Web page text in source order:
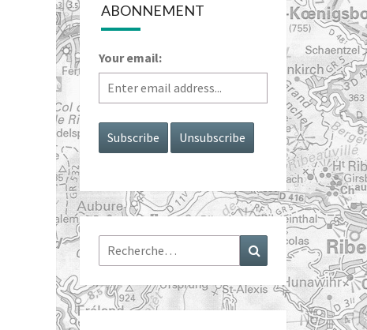
ABONNEMENT
Your email:
Rechercher : Recherche